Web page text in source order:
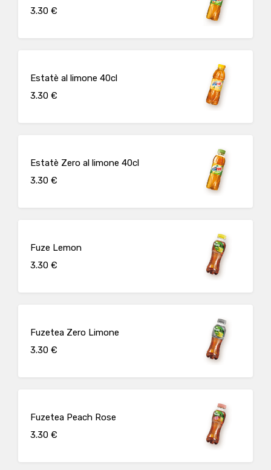
3.30 €
Estatè al limone 40cl
3.30 €
Estatè Zero al limone 40cl
3.30 €
Fuze Lemon
3.30 €
Fuzetea Zero Limone
3.30 €
Fuzetea Peach Rose
3.30 €